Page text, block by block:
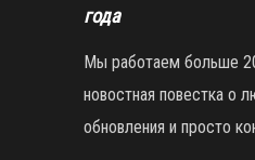
года
Мы работаем больше
новостная повестка о
обновления и просто